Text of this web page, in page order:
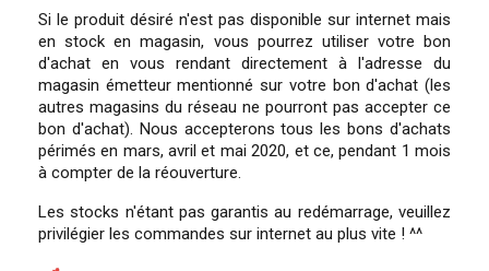
Si le produit désiré n'est pas disponible sur internet mais
en stock en magasin, vous pourrez utiliser votre bon
d'achat en vous rendant directement à l'adresse du
magasin émetteur mentionné sur votre bon d'achat (les
autres magasins du réseau ne pourront pas accepter ce
bon d'achat). Nous accepterons tous les bons d'achats
périmés en mars, avril et mai 2020, et ce, pendant 1 mois
à compter de la réouverture.
Les stocks n'étant pas garantis au redémarrage, veuillez
privilégier les commandes sur internet au plus vite ! ^^